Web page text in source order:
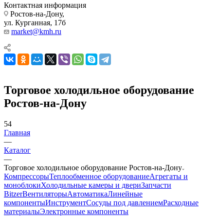
Контактная информация
Ростов-на-Дону,
ул. Курганная, 17б
market@kmh.ru
Торговое холодильное оборудование
Ростов-на-Дону
54
Главная
—
Каталог
—
Торговое холодильное оборудование Ростов-на-Дону
КомпрессорыТеплообменное оборудованиеАгрегаты и
моноблокиХолодильные камеры и двериЗапчасти
BitzerВентиляторыАвтоматикаЛинейные
компонентыИнструментСосуды под давлениемРасходные
материалыЭлектронные компоненты